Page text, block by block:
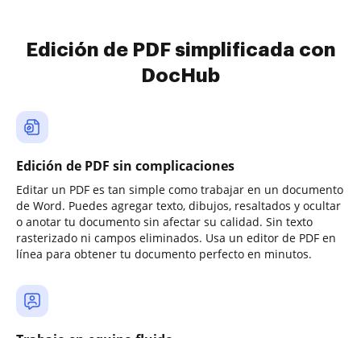
Edición de PDF simplificada con
DocHub
Edición de PDF sin complicaciones
Editar un PDF es tan simple como trabajar en un documento
de Word. Puedes agregar texto, dibujos, resaltados y ocultar
o anotar tu documento sin afectar su calidad. Sin texto
rasterizado ni campos eliminados. Usa un editor de PDF en
línea para obtener tu documento perfecto en minutos.